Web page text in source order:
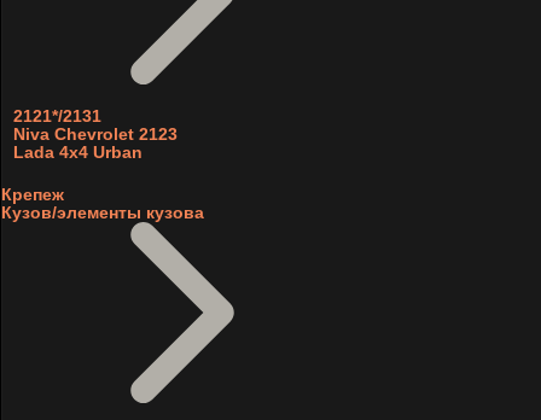
2121*/2131
Niva Chevrolet 2123
Lada 4x4 Urban
Крепеж
Кузов/элементы кузова